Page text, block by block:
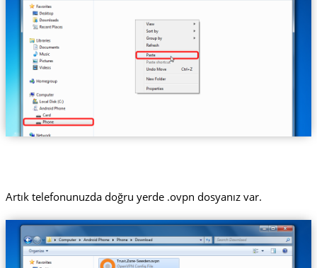
Artık telefonunuzda doğru yerde .ovpn dosyanız var.
Trust.Zone-Sweden.ovpn